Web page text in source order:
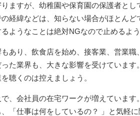
ますが、幼稚園や保育園の保護者とし
経緯などは、知らない場合がほとんど
ようなことは絶対NGなので止めるよ
あり、飲食店を始め、接客業、営業職
た業界も、大きな影響を受けています
聴くのは控えましょう。
、会社員の在宅ワークが増えています
「仕事は何をしているの？ 」と気軽